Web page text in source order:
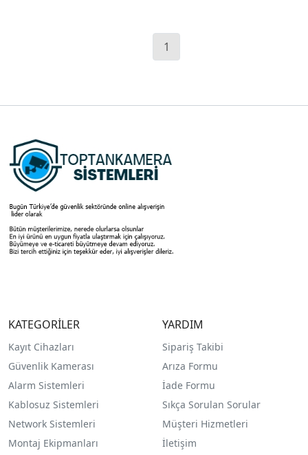
1
KATEGORİLER
Kayıt Cihazları
Güvenlik Kamerası
Alarm Sistemleri
Kablosuz Sistemleri
Network Sistemleri
Montaj Ekipmanları
YARDIM
Sipariş Takibi
Arıza Formu
İade Formu
Sıkça Sorulan Sorular
Müşteri Hizmetleri
İletişim